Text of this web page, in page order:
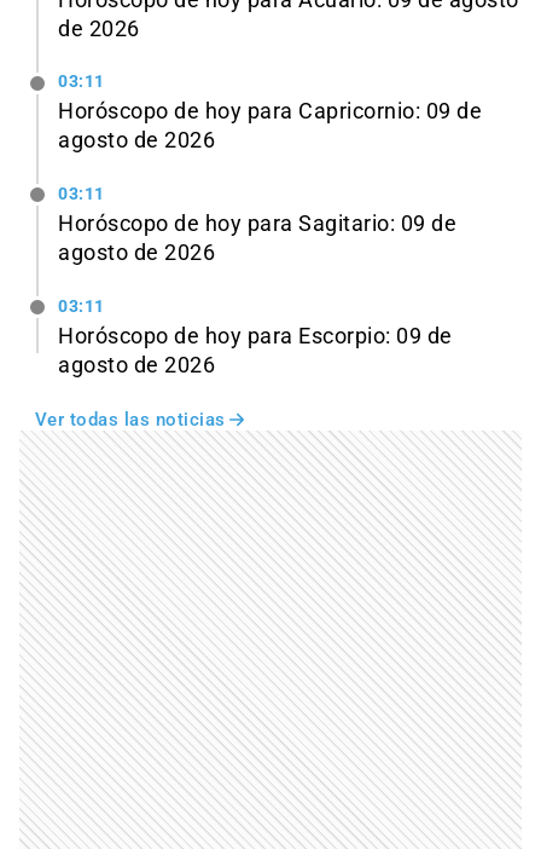
de 2026
03:11
Horóscopo de hoy para Capricornio: 09 de
agosto de 2026
03:11
Horóscopo de hoy para Sagitario: 09 de
agosto de 2026
03:11
Horóscopo de hoy para Escorpio: 09 de
agosto de 2026
Ver todas las noticias